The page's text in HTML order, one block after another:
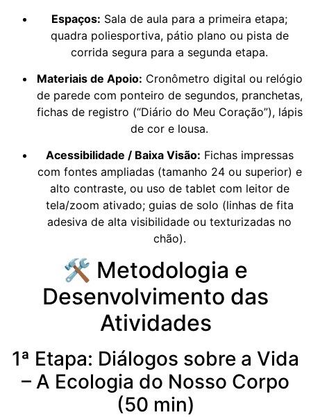
Espaços: Sala de aula para a primeira etapa;
quadra poliesportiva, pátio plano ou pista de
corrida segura para a segunda etapa.
Materiais de Apoio: Cronômetro digital ou relógio
de parede com ponteiro de segundos, pranchetas,
fichas de registro (“Diário do Meu Coração”), lápis
de cor e lousa.
Acessibilidade / Baixa Visão: Fichas impressas
com fontes ampliadas (tamanho 24 ou superior) e
alto contraste, ou uso de tablet com leitor de
tela/zoom ativado; guias de solo (linhas de fita
adesiva de alta visibilidade ou texturizadas no
chão).
🛠️ Metodologia e
Desenvolvimento das
Atividades
1ª Etapa: Diálogos sobre a Vida
– A Ecologia do Nosso Corpo
(50 min)